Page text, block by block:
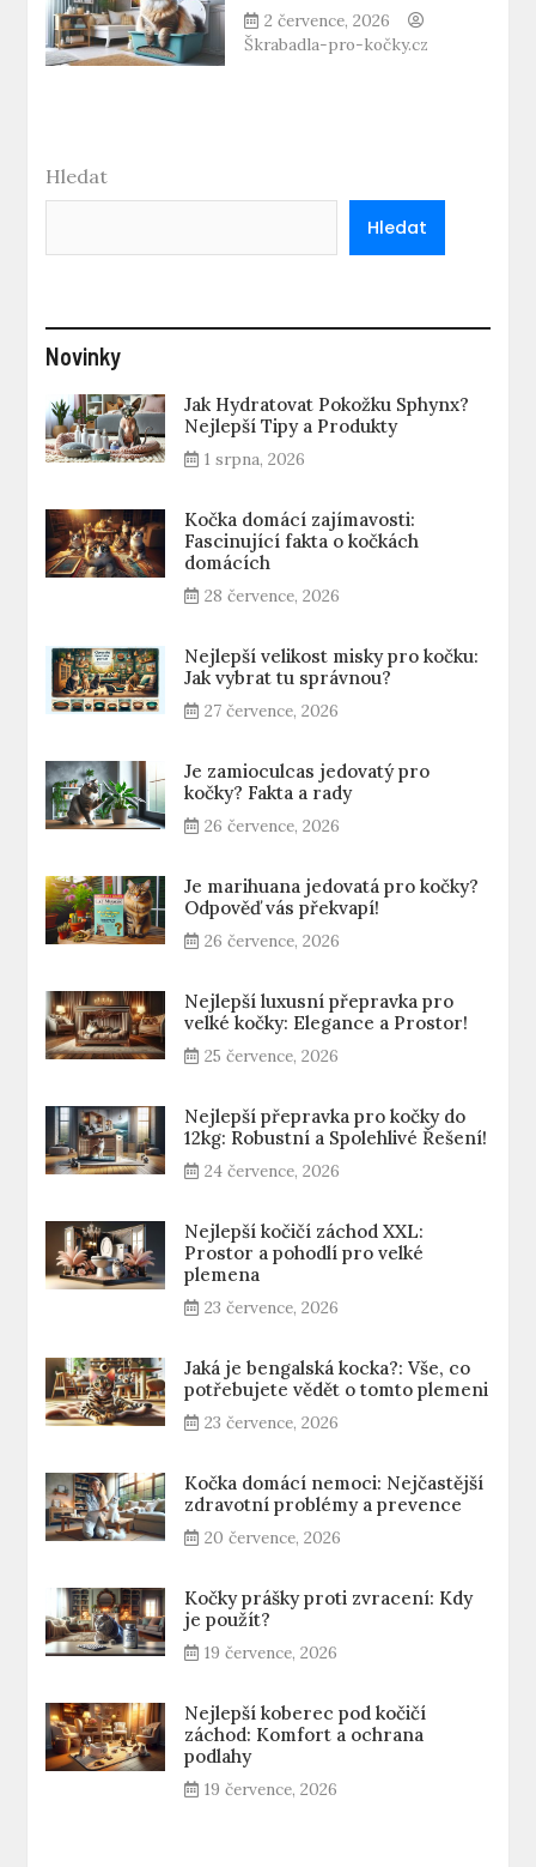
2 července, 2026
Škrabadla-pro-kočky.cz
Hledat
Hledat
Novinky
Jak Hydratovat Pokožku Sphynx?
Nejlepší Tipy a Produkty
1 srpna, 2026
Kočka domácí zajímavosti:
Fascinující fakta o kočkách
domácích
28 července, 2026
Nejlepší velikost misky pro kočku:
Jak vybrat tu správnou?
27 července, 2026
Je zamioculcas jedovatý pro
kočky? Fakta a rady
26 července, 2026
Je marihuana jedovatá pro kočky?
Odpověď vás překvapí!
26 července, 2026
Nejlepší luxusní přepravka pro
velké kočky: Elegance a Prostor!
25 července, 2026
Nejlepší přepravka pro kočky do
12kg: Robustní a Spolehlivé Řešení!
24 července, 2026
Nejlepší kočičí záchod XXL:
Prostor a pohodlí pro velké
plemena
23 července, 2026
Jaká je bengalská kocka?: Vše, co
potřebujete vědět o tomto plemeni
23 července, 2026
Kočka domácí nemoci: Nejčastější
zdravotní problémy a prevence
20 července, 2026
Kočky prášky proti zvracení: Kdy
je použít?
19 července, 2026
Nejlepší koberec pod kočičí
záchod: Komfort a ochrana
podlahy
19 července, 2026